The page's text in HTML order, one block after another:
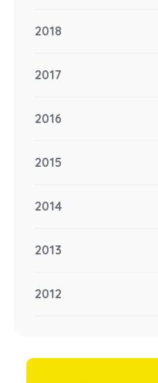
2018
2017
2016
2015
2014
2013
2012